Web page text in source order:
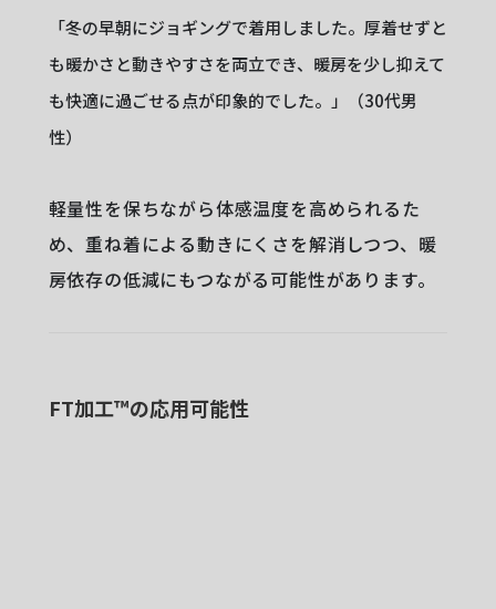
「冬の早朝にジョギングで着用しました。厚着せずと
も暖かさと動きやすさを両立でき、暖房を少し抑えて
も快適に過ごせる点が印象的でした。」（30代男
性）
軽量性を保ちながら体感温度を高められるた
め、重ね着による動きにくさを解消しつつ、暖
房依存の低減にもつながる可能性があります。
FT加工™︎の応用可能性